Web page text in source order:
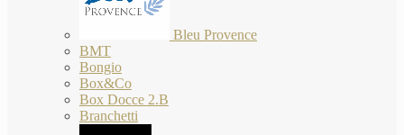
Bleu Provence
BMT
Bongio
Box&Co
Box Docce 2.B
Branchetti